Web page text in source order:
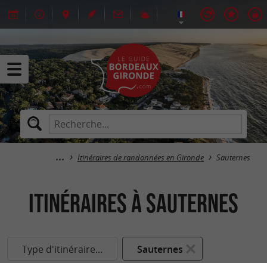
Itinéraires de randonnées en Gironde Sauternes
itinéraires à Sauternes
Type d'itinéraire... Sauternes